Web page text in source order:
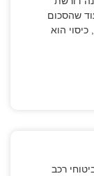
שהסכום
הוא
רכב